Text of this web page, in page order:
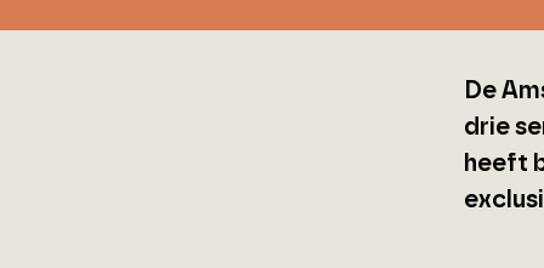
De
drie
heeft